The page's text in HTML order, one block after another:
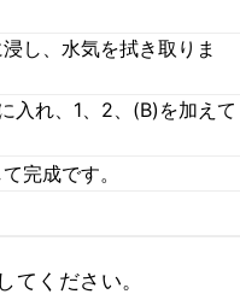
し、水気を拭き取りま
入れ、1、2、(B)を加えて
完成です。
てください。